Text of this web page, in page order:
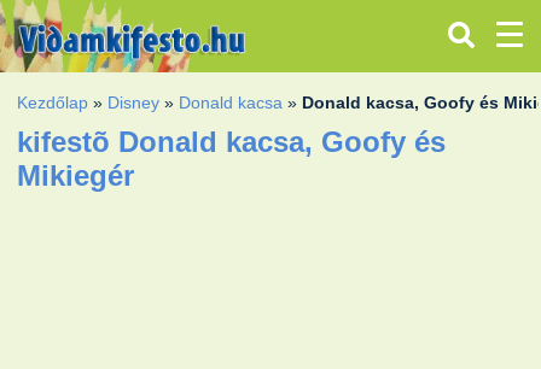
Kezdőlap » Disney » Donald kacsa » Donald kacsa, Goofy és
kifestõ Donald kacsa, Goofy és
Mikiegér